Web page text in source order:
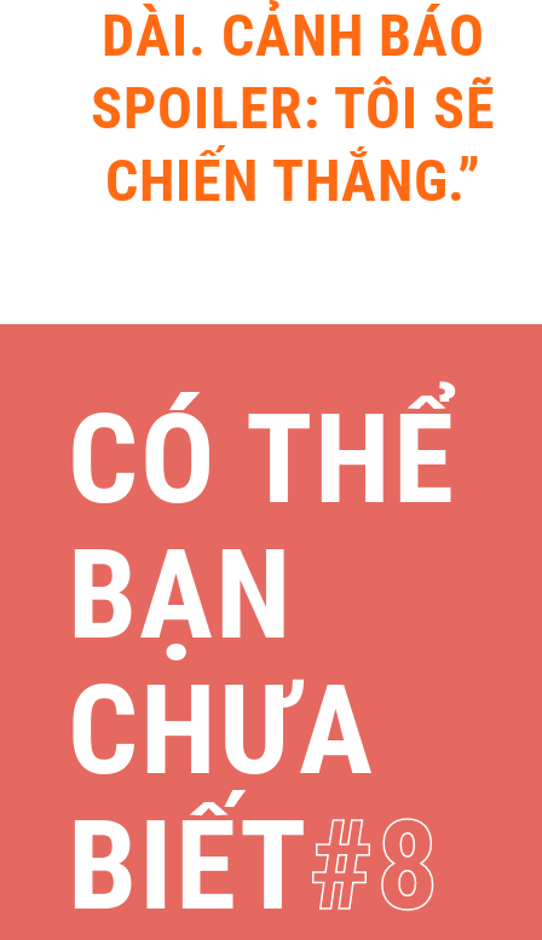
DÀI. CẢNH BÁO
SPOILER: TÔI SẼ
CHIẾN THẮNG.”
CÓ THỂ
BẠN
CHƯA
BIẾT 8